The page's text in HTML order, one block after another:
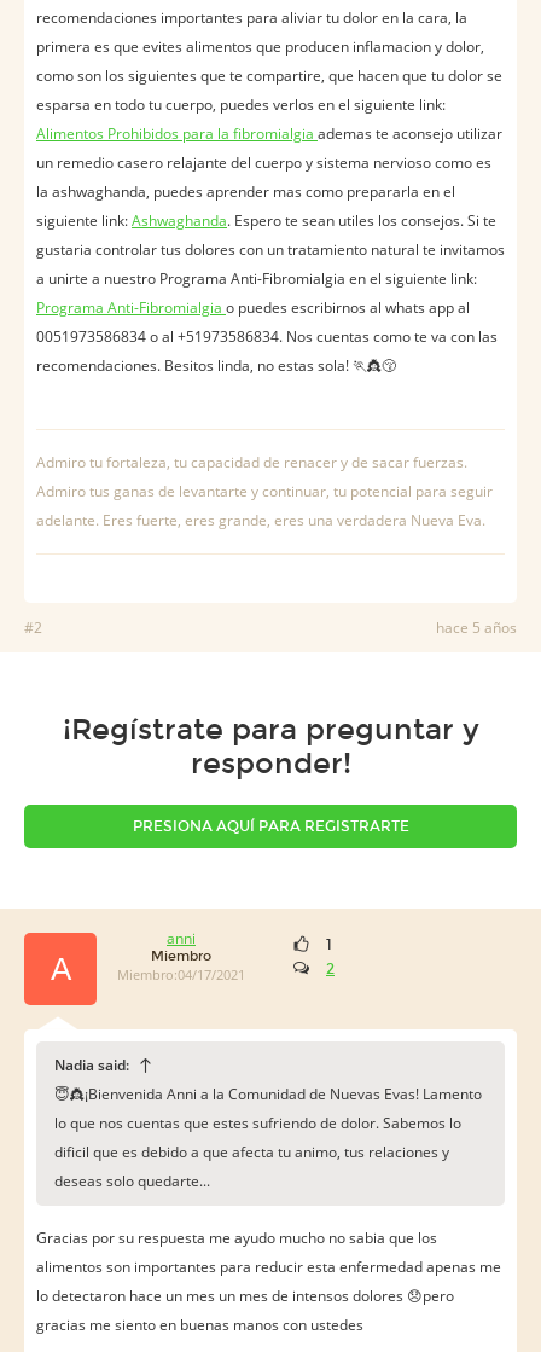
recomendaciones importantes para aliviar tu dolor en la cara, la
primera es que evites alimentos que producen inflamacion y dolor,
como son los siguientes que te compartire, que hacen que tu dolor se
esparsa en todo tu cuerpo, puedes verlos en el siguiente link:
Alimentos Prohibidos para la fibromialgia ademas te aconsejo utilizar
un remedio casero relajante del cuerpo y sistema nervioso como es
la ashwaghanda, puedes aprender mas como prepararla en el
siguiente link:Ashwaghanda. Espero te sean utiles los consejos. Si te
gustaria controlar tus dolores con un tratamiento natural te invitamos
a unirte a nuestro Programa Anti-Fibromialgia en el siguiente link:
Programa Anti-Fibromialgia o puedes escribirnos al whats app al
0051973586834 o al +51973586834. Nos cuentas como te va con las
recomendaciones. Besitos linda, no estas sola! 🏃👸😚
Admiro tu fortaleza, tu capacidad de renacer y de sacar fuerzas.
Admiro tus ganas de levantarte y continuar, tu potencial para seguir
adelante. Eres fuerte, eres grande, eres una verdadera Nueva Eva.
#2 hace 5 años
¡Regístrate para preguntar y
responder!
PRESIONA AQUÍ PARA REGISTRARTE
A
anni
Miembro
Miembro:04/17/2021
1
2
Nadia said:
😇👸¡Bienvenida Anni a la Comunidad de Nuevas Evas! Lamento
lo que nos cuentas que estes sufriendo de dolor. Sabemos lo
dificil que es debido a que afecta tu animo, tus relaciones y
deseas solo quedarte...
Gracias por su respuesta me ayudo mucho no sabia que los
alimentos son importantes para reducir esta enfermedad apenas me
lo detectaron hace un mes un mes de intensos dolores 😞pero
gracias me siento en buenas manos con ustedes